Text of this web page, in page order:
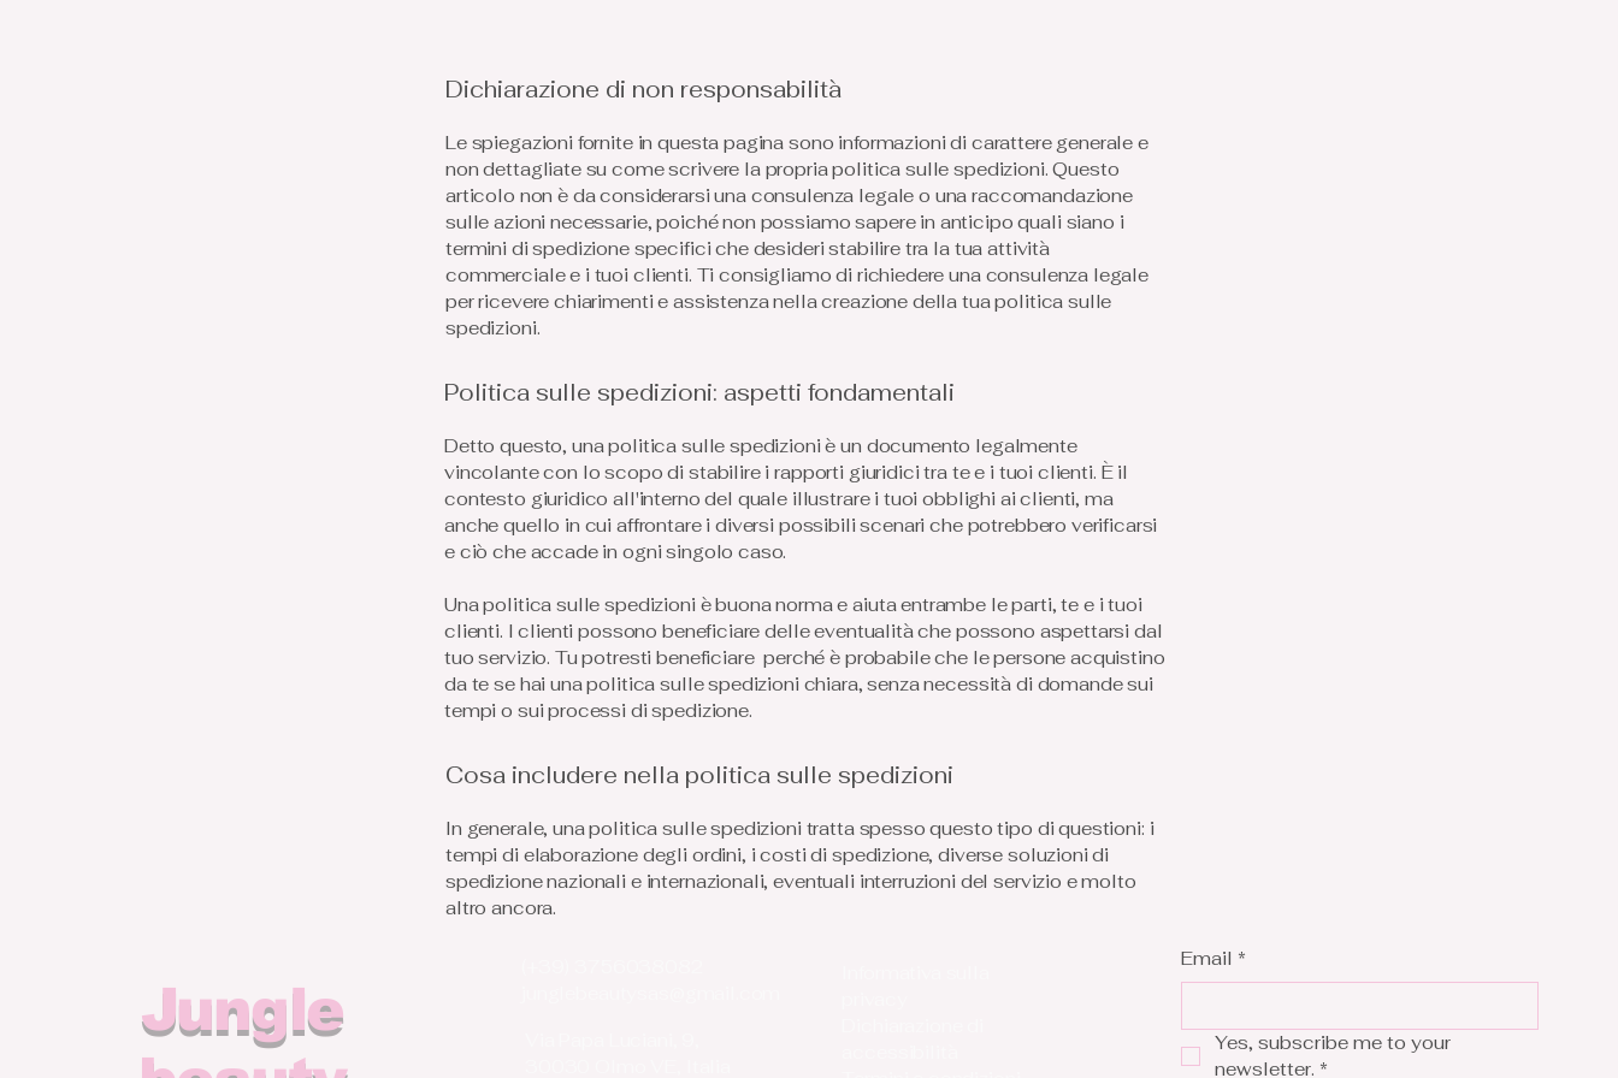
Dichiarazione di non responsabilità
Le spiegazioni fornite in questa pagina sono informazioni di carattere generale e
non dettagliate su come scrivere la propria politica sulle spedizioni. Questo
articolo non è da considerarsi una consulenza legale o una raccomandazione
sulle azioni necessarie, poiché non possiamo sapere in anticipo quali siano i
termini di spedizione specifici che desideri stabilire tra la tua attività
commerciale e i tuoi clienti. Ti consigliamo di richiedere una consulenza legale
per ricevere chiarimenti e assistenza nella creazione della tua politica sulle
spedizioni.
Politica sulle spedizioni: aspetti fondamentali
Detto questo, una politica sulle spedizioni è un documento legalmente
vincolante con lo scopo di stabilire i rapporti giuridici tra te e i tuoi clienti. È il
contesto giuridico all'interno del quale illustrare i tuoi obblighi ai clienti, ma
anche quello in cui affrontare i diversi possibili scenari che potrebbero verificarsi
e ciò che accade in ogni singolo caso.
Una politica sulle spedizioni è buona norma e aiuta entrambe le parti, te e i tuoi
clienti. I clienti possono beneficiare delle eventualità che possono aspettarsi dal
tuo servizio. Tu potresti beneficiare perché è probabile che le persone acquistino
da te se hai una politica sulle spedizioni chiara, senza necessità di domande sui
tempi o sui processi di spedizione.
Cosa includere nella politica sulle spedizioni
In generale, una politica sulle spedizioni tratta spesso questo tipo di questioni: i
tempi di elaborazione degli ordini, i costi di spedizione, diverse soluzioni di
spedizione nazionali e internazionali, eventuali interruzioni del servizio e molto
altro ancora.
Jungle
Email *
Yes, subscribe me to your
newsletter. *